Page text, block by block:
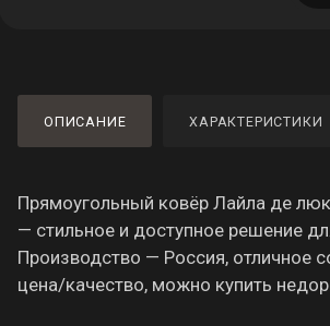
ОПИСАНИЕ ХАРАКТЕРИСТИКИ
Прямоугольный ковёр Лайла де
— стильное и доступное решение
Производство — Россия, отличное
цена/качество, можно купить